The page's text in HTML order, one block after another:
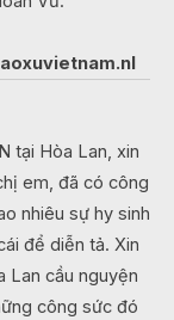
tại Hòa Lan, xin
em, đã có công
nhiêu sự hy sinh
để diễn tả. Xin
Lan cầu nguyện
công sức đó